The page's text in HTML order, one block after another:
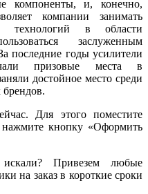
компоненты, и, конечно,
компании занимать
технологий в области
заслуженным
последние годы усилители
призовые места в
достойное место среди
Для этого поместите
кнопку «Оформить
Привезем любые
на заказ в короткие сроки